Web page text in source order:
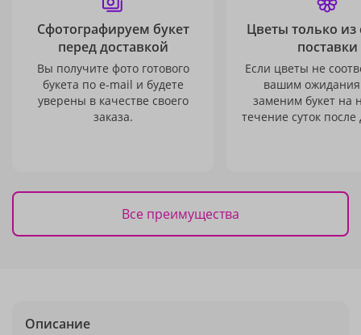
Сфотографируем букет
перед доставкой
Вы получите фото готового
букета по e-mail и будете
уверены в качестве своего
заказа.
Цветы только из
поставки
Если цветы не
вашим
заменим букет на
течение суток после
Все преимущества
Описание